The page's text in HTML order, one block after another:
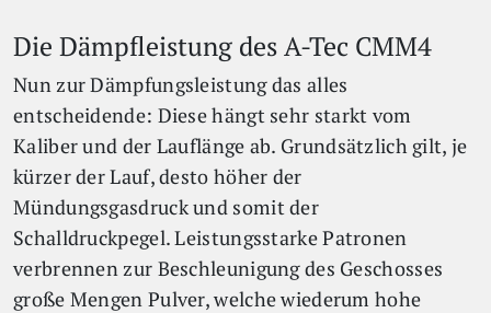
Die Dämpfleistung des A-Tec CMM4
Nun zur Dämpfungsleistung das alles
entscheidende: Diese hängt sehr starkt vom
Kaliber und der Lauflänge ab. Grundsätzlich gilt, je
kürzer der Lauf, desto höher der
Mündungsgasdruck und somit der
Schalldruckpegel. Leistungsstarke Patronen
verbrennen zur Beschleunigung des Geschosses
große Mengen Pulver, welche wiederum hohe